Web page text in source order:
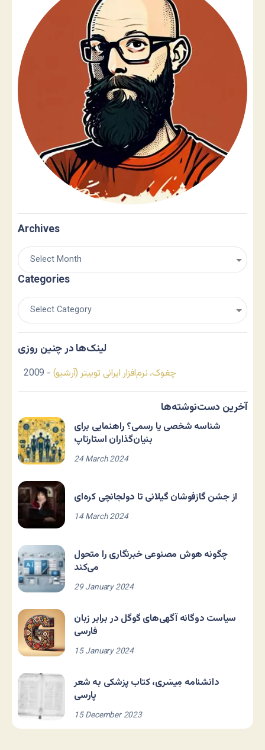
Archives
Categories
لینک‌ها در چنین روزی
چغوک، نرم‌افزار ایرانی توییتر (آرشیو) - 2009
آخرین دست‌نوشته‌ها
شناسه شخصی یا رسمی؟ راهنمایی برای
بنیان‌گذاران استارتاپ
24 March 2024
از جشن گازفوشان گیلانی تا دولجانچی کره‌ای
14 March 2024
چگونه هوش مصنوعی خبرنگاری را متحول
می‌کند
29 January 2024
سیاست دوگانه آگهی‌های گوگل در برابر زبان
فارسی
15 January 2024
دانشنامه مِیسَری، کتاب پزشکی به شعر
پارسی
15 December 2023